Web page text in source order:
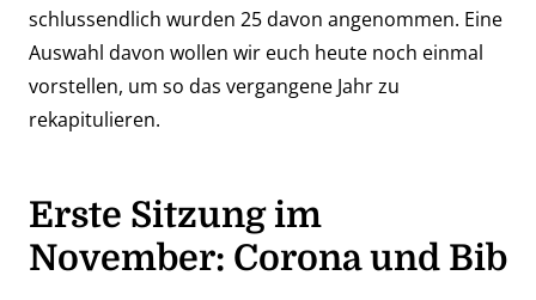
schlussendlich wurden 25 davon angenommen. Eine
Auswahl davon wollen wir euch heute noch einmal
vorstellen, um so das vergangene Jahr zu
rekapitulieren.
Erste Sitzung im
November: Corona und Bib